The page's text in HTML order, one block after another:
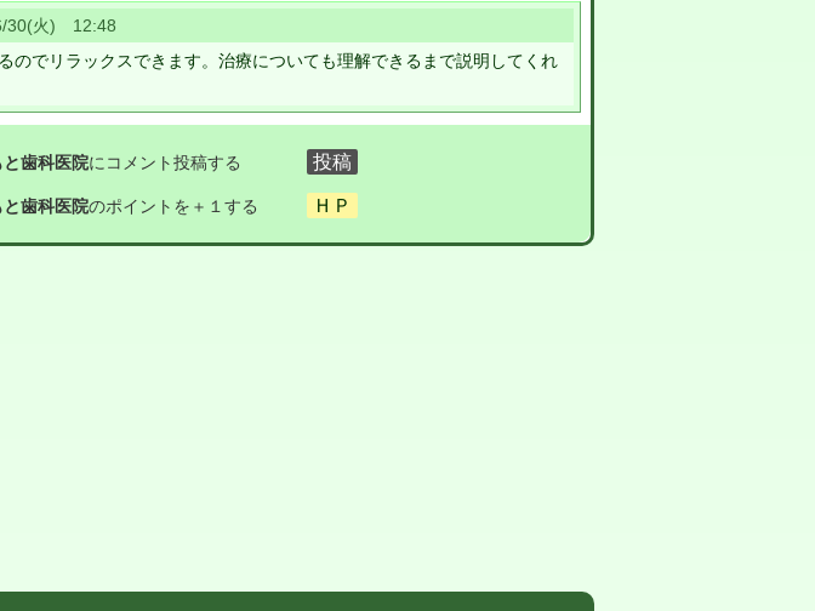
30(火) 12:48
のでリラックスできます。治療についても理解できるまで説明してくれ
と歯科医院にコメント投稿する
と歯科医院のポイントを＋１する